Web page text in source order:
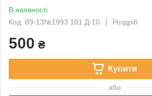
В наявності
Код: 89-13№1993 101 Д-10
Роздріб
500 ₴
Купити
або